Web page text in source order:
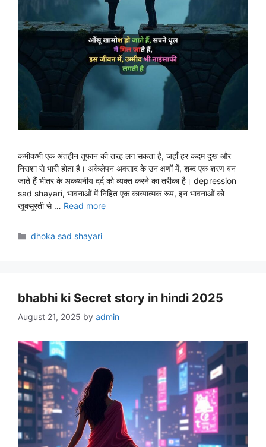
कभीकभी एक अंतहीन तूफान की तरह लग सकता है, जहाँ हर कदम दुख और
निराशा से भारी होता है। अकेलेपन अवसाद के उन क्षणों में, शब्द एक शरण बन
जाते हैं भीतर के अकथनीय दर्द को व्यक्त करने का तरीका है। depression
sad shayari, भावनाओं में निहित एक काव्यात्मक रूप, इन भावनाओं को
खूबसूरती से … Read more
Categories
dhoka sad shayari
bhabhi ki Secret story in hindi 2025
August 21, 2025 by admin